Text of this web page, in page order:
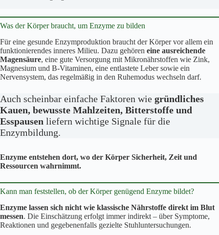
Was der Körper braucht, um Enzyme zu bilden
Für eine gesunde Enzymproduktion braucht der Körper vor allem ein
funktionierendes inneres Milieu. Dazu gehören eine ausreichende
Magensäure, eine gute Versorgung mit Mikronährstoffen wie Zink,
Magnesium und B-Vitaminen, eine entlastete Leber sowie ein
Nervensystem, das regelmäßig in den Ruhemodus wechseln darf.
Auch scheinbar einfache Faktoren wie gründliches
Kauen, bewusste Mahlzeiten, Bitterstoffe und
Esspausen liefern wichtige Signale für die
Enzymbildung.
Enzyme entstehen dort, wo der Körper Sicherheit, Zeit und
Ressourcen wahrnimmt.
Kann man feststellen, ob der Körper genügend Enzyme bildet?
Enzyme lassen sich nicht wie klassische Nährstoffe direkt im Blut
messen. Die Einschätzung erfolgt immer indirekt – über Symptome,
Reaktionen und gegebenenfalls gezielte Stuhluntersuchungen.